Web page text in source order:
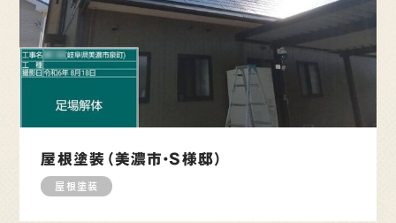
よくある質問
屋根塗装（美濃市・S様邸）
屋根塗装